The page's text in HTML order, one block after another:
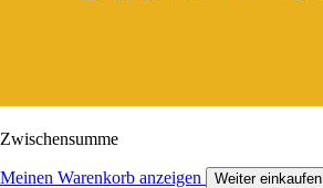
Zwischensumme
Meinen Warenkorb anzeigen Weiter einkaufen